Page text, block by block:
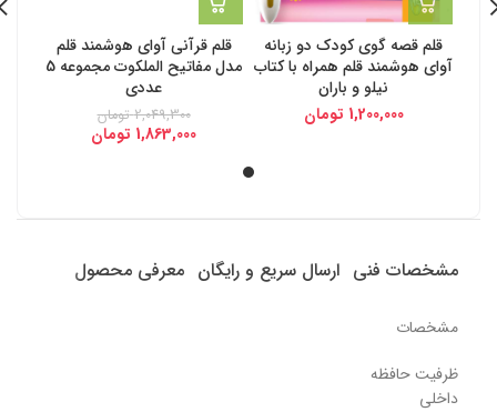
قلم قصه گوی کودک دو زبانه
آوای هوشمند قلم همراه با کتاب
نیلو و باران
1,200,000 تومان
قلم قرآنی آوای هوشمند قلم
مدل مفاتیح الملکوت مجموعه 5
عددی
2,049,300 تومان
1,863,000 تومان
مشخصات فنی ارسال سریع و رایگان معرفی محصول
مشخصات
ظرفیت حافظه
داخلی